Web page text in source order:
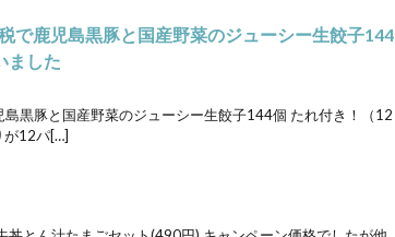
で鹿児島黒豚と国産野菜のジューシー生餃子144
ました
黒豚と国産野菜のジューシー生餃子144個 たれ付き！（12
が12パ[…]